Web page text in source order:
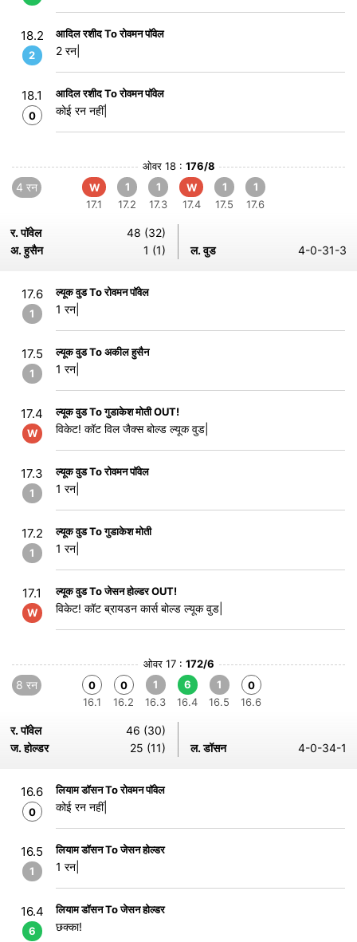
18.2
2
आदिल रशीद To रोवमन पॉवेल
2 रन|
18.1
0
आदिल रशीद To रोवमन पॉवेल
कोई रन नहीं|
ओवर 18 : 176/8
4 रन
W
17.1
1
17.2
1
17.3
W
17.4
1
17.5
1
17.6
र. पॉवेल
48 (32)
अ. हुसैन
1 (1) ल. वुड 4-0-31-3
17.6
1
ल्यूक वुड To रोवमन पॉवेल
1 रन|
17.5
1
ल्यूक वुड To अकील हुसैन
1 रन|
17.4
W
ल्यूक वुड To गुडाकेश मोती OUT!
विकेट! कॉट विल जैक्स बोल्ड ल्यूक वुड|
17.3
1
ल्यूक वुड To रोवमन पॉवेल
1 रन|
17.2
1
ल्यूक वुड To गुडाकेश मोती
1 रन|
17.1
W
ल्यूक वुड To जेसन होल्डर OUT!
विकेट! कॉट ब्रायडन कार्स बोल्ड ल्यूक वुड|
ओवर 17 : 172/6
8 रन
0
16.1
0
16.2
1
16.3
6
16.4
1
16.5
0
16.6
र. पॉवेल
46 (30)
ज. होल्डर
25 (11) ल. डॉसन 4-0-34-1
16.6
0
लियाम डॉसन To रोवमन पॉवेल
कोई रन नहीं|
16.5
1
लियाम डॉसन To जेसन होल्डर
1 रन|
16.4
6
लियाम डॉसन To जेसन होल्डर
छक्का!